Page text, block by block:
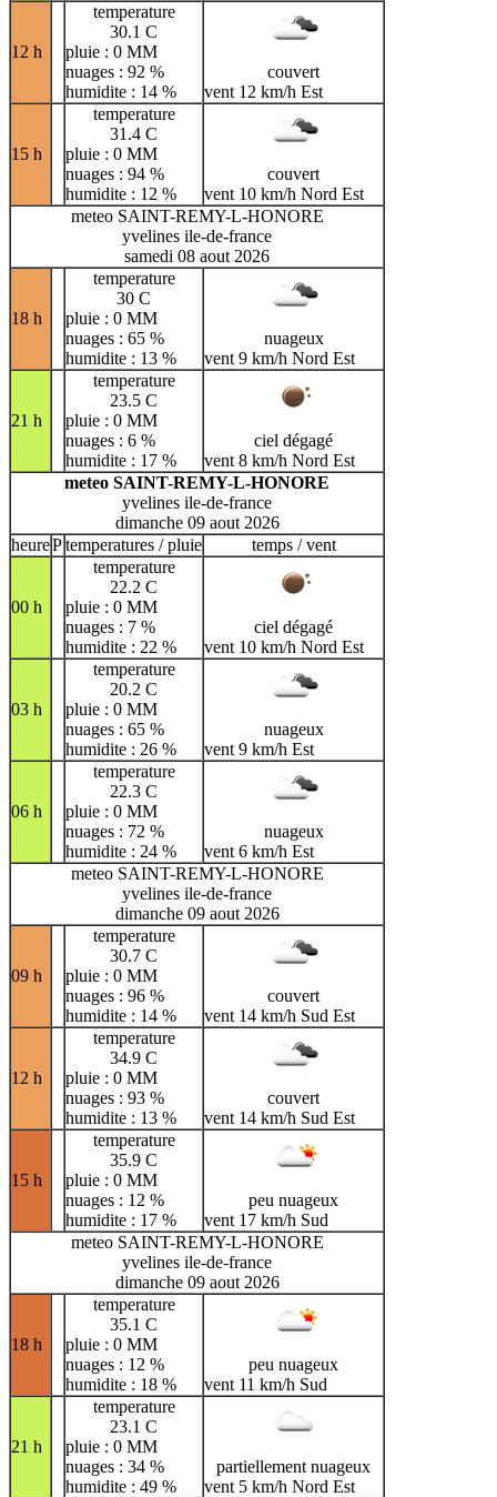
12 h
temperature
30.1 C
pluie : 0 MM
nuages : 92 %
humidite : 14 %
couvert
vent 12 km/h Est
15 h
temperature
31.4 C
pluie : 0 MM
nuages : 94 %
humidite : 12 %
couvert
vent 10 km/h Nord Est
meteo SAINT-REMY-L-HONORE
yvelines ile-de-france
samedi 08 aout 2026
18 h
temperature
30 C
pluie : 0 MM
nuages : 65 %
humidite : 13 %
nuageux
vent 9 km/h Nord Est
21 h
temperature
23.5 C
pluie : 0 MM
nuages : 6 %
humidite : 17 %
ciel dégagé
vent 8 km/h Nord Est
meteo SAINT-REMY-L-HONORE
yvelines ile-de-france
dimanche 09 aout 2026
heurePtemperatures / pluie temps / vent
00 h
temperature
22.2 C
pluie : 0 MM
nuages : 7 %
humidite : 22 %
ciel dégagé
vent 10 km/h Nord Est
03 h
temperature
20.2 C
pluie : 0 MM
nuages : 65 %
humidite : 26 %
nuageux
vent 9 km/h Est
06 h
temperature
22.3 C
pluie : 0 MM
nuages : 72 %
humidite : 24 %
nuageux
vent 6 km/h Est
meteo SAINT-REMY-L-HONORE
yvelines ile-de-france
dimanche 09 aout 2026
09 h
temperature
30.7 C
pluie : 0 MM
nuages : 96 %
humidite : 14 %
couvert
vent 14 km/h Sud Est
12 h
temperature
34.9 C
pluie : 0 MM
nuages : 93 %
humidite : 13 %
couvert
vent 14 km/h Sud Est
15 h
temperature
35.9 C
pluie : 0 MM
nuages : 12 %
humidite : 17 %
peu nuageux
vent 17 km/h Sud
meteo SAINT-REMY-L-HONORE
yvelines ile-de-france
dimanche 09 aout 2026
18 h
temperature
35.1 C
pluie : 0 MM
nuages : 12 %
humidite : 18 %
peu nuageux
vent 11 km/h Sud
21 h
temperature
23.1 C
pluie : 0 MM
nuages : 34 %
humidite : 49 %
partiellement nuageux
vent 5 km/h Nord Est